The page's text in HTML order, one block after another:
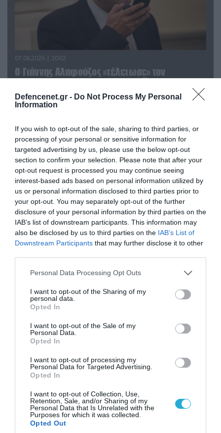
Defencenet.gr - Do Not Process My Personal
Information
If you wish to opt-out of the sale, sharing to third parties, or
processing of your personal or sensitive information for
targeted advertising by us, please use the below opt-out
section to confirm your selection. Please note that after your
opt-out request is processed you may continue seeing
interest-based ads based on personal information utilized by
us or personal information disclosed to third parties prior to
your opt-out. You may separately opt-out of the further
disclosure of your personal information by third parties on the
IAB’s list of downstream participants. This information may
also be disclosed by us to third parties on the IAB’s List of
Downstream Participants that may further disclose it to other
Please note that this website/app uses one or more Google
not limited to your visit or usage behaviour. You may click to
grant or deny consent to Google and its third-party tags to
use your data for below specified purposes in below Google
consent section.
Personal Data Processing Opt Outs
I want to opt-out of the Sharing of my
personal data.
Opted In
I want to opt-out of the Sale of my
Personal Data.
Opted In
I want to opt-out of processing my
Personal Data for Targeted Advertising.
Opted In
I want to opt-out of Collection, Use,
Retention, Sale, and/or Sharing of my
Personal Data that Is Unrelated with the
Purposes for which it was collected.
Opted Out
07.08.2026 | 20:02
Ο Γιάννης Αλαφούζος «τέλειωσε» τον
απομάκρυνσής του
06.08.2026 | 14:02
«Επιχείρηση ελεύθερα πεζοδρόμια» στην
Αθήνα: Απομακρύνθηκαν παράνομα
αντικείμενα από κοινόχρηστους χώρους
06.08.2026 | 09:03
«Οι εντελώς αθώοι»: Η ανάρτηση του Αρκά για